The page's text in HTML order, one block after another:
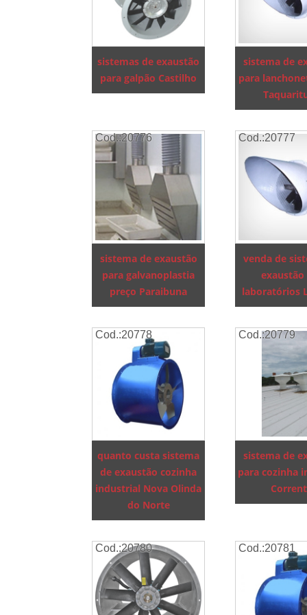
sistemas de exaustão
para galpão Castilho
sistema de
para
Cod.:20776
sistema de exaustão
para galvanoplastia
preço Paraibuna
Cod.:20777
venda de
laboratórios
Cod.:20778
quanto custa sistema
de exaustão cozinha
industrial Nova Olinda
do Norte
Cod.:20779
sistema de
para cozinha
Cod.:20780 Cod.:20781